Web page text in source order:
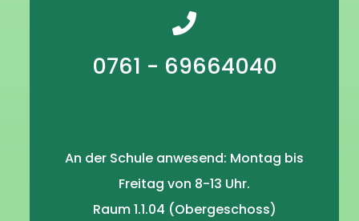
0761 - 69664040
An der Schule anwesend: Montag bis
Freitag von 8-13 Uhr.
Raum 1.1.04 (Obergeschoss)